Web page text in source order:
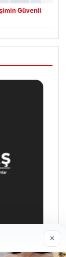
Güvenli
×